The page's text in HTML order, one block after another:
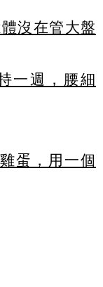
沒在管大盤
一週，腰細
蛋，用一個